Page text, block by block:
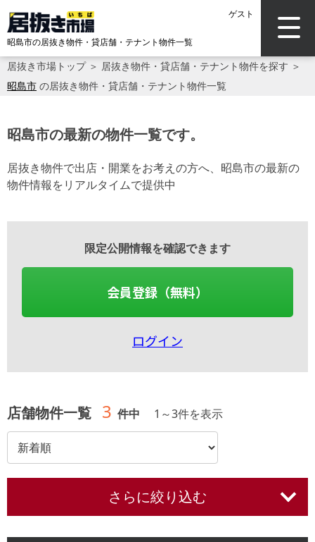
ゲスト
昭島市の居抜き物件・貸店舗・テナント物件一覧
居抜き市場トップ＞ 居抜き物件・貸店舗・テナント物件を探す ＞
昭島市 の居抜き物件・貸店舗・テナント物件一覧
昭島市の最新の物件一覧です。
居抜き物件で出店・開業をお考えの方へ、昭島市の最新の
物件情報をリアルタイムで提供中
限定公開情報を確認できます
会員登録（無料）
ログイン
店舗物件一覧 3 件中 1 ～3件を表示
さらに絞り込む